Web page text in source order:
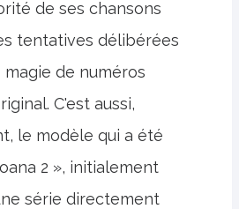
de ses chansons
tentatives délibérées
de numéros
C'est aussi,
le modèle qui a été
2 », initialement
série directement